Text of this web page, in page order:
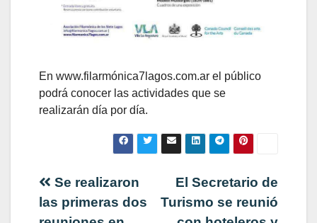
En www.filarmónica7lagos.com.ar el público
podrá conocer las actividades que se
realizarán día por día.
NavegaciónEl Secretario de
Turismo se reunió
Se realizaron
las primeras dos